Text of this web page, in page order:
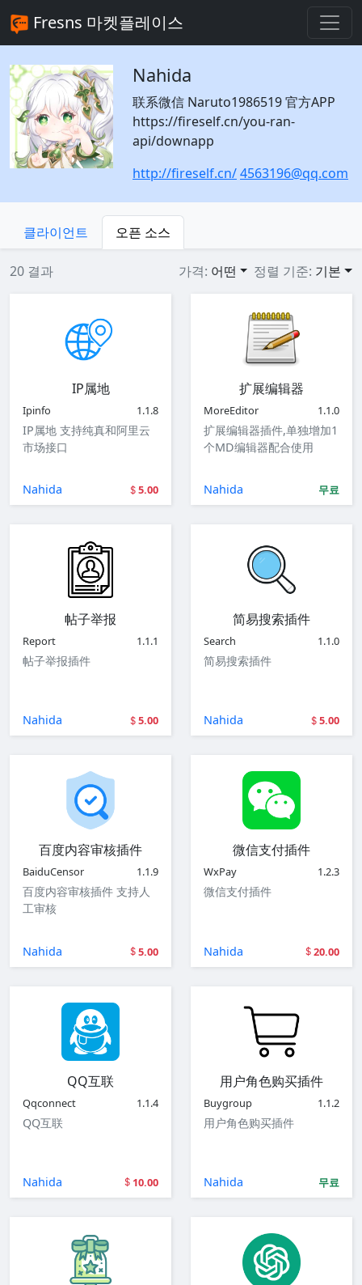
Fresns 마켓플레이스
Nahida
联系微信 Naruto1986519 官方APP
https://fireself.cn/you-ran-
api/downapp
http://fireself.cn/4563196@qq.com
클라이언트 오픈 소스
20 결과 가격: 어떤 정렬 기준: 기본
IP属地
Ipinfo 1.1.8
IP属地 支持纯真和阿里云
市场接口
Nahida 5.00
扩展编辑器
MoreEditor 1.1.0
扩展编辑器插件,单独增加1
个MD编辑器配合使用
Nahida 무료
帖子举报
Report 1.1.1
帖子举报插件
Nahida 5.00
简易搜索插件
Search 1.1.0
简易搜索插件
Nahida 5.00
百度内容审核插件
BaiduCensor 1.1.9
百度内容审核插件 支持人
工审核
Nahida 5.00
微信支付插件
WxPay 1.2.3
微信支付插件
Nahida 20.00
QQ互联
Qqconnect 1.1.4
QQ互联
Nahida 10.00
用户角色购买插件
Buygroup 1.1.2
用户角色购买插件
Nahida 무료